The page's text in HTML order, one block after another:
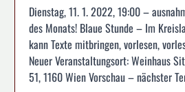
Dienstag, 11. 1. 2022, 19:00 –
des Monats! Blaue Stunde – Im
kann Texte mitbringen, vorlesen,
Neuer Veranstaltungsort: Weinhaus
51, 1160 Wien Vorschau – nächster